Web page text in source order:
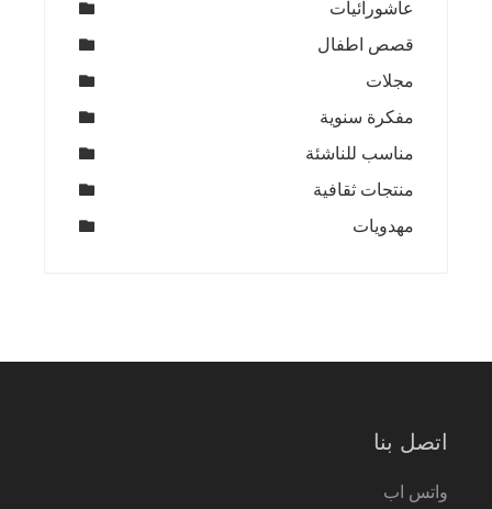
عاشورائيات
قصص اطفال
مجلات
مفكرة سنوية
مناسب للناشئة
منتجات ثقافية
مهدويات
اتصل بنا
واتس اب